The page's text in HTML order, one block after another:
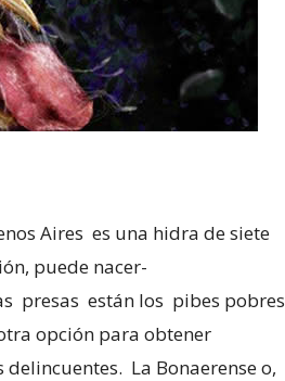
Aires es una hidra de siete
puede nacer-
presas están los pibes pobres
opción para obtener
La Bonaerense o,